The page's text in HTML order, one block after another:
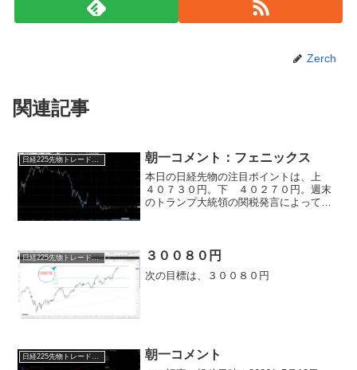
Zerch
関連記事
朝一コメント：フェニックス
本日の日経先物の注目ポイントは、上
４０７３０円。下 ４０２７０円。週末
のトランプ大統領の関税発言によって利
へ。とりあえず、６０分足...
日経225先物トレード倶楽部 ３００８０円
次の目標は、３００８０円
日経225先物トレード倶楽部 朝一コメント